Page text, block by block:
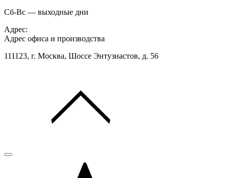
Сб-Вс — выходные дни
Адрес:
Адрес офиса и производства
111123, г. Москва, Шоссе Энтузиастов, д. 56